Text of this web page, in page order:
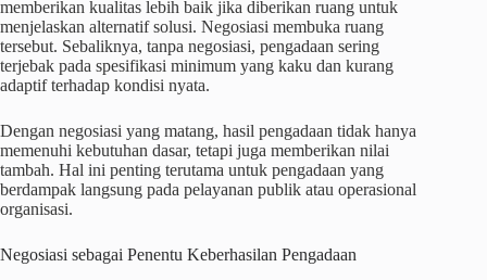
memberikan kualitas lebih baik jika diberikan ruang untuk
menjelaskan alternatif solusi. Negosiasi membuka ruang
tersebut. Sebaliknya, tanpa negosiasi, pengadaan sering
terjebak pada spesifikasi minimum yang kaku dan kurang
adaptif terhadap kondisi nyata.
Dengan negosiasi yang matang, hasil pengadaan tidak hanya
memenuhi kebutuhan dasar, tetapi juga memberikan nilai
tambah. Hal ini penting terutama untuk pengadaan yang
berdampak langsung pada pelayanan publik atau operasional
organisasi.
Negosiasi sebagai Penentu Keberhasilan Pengadaan